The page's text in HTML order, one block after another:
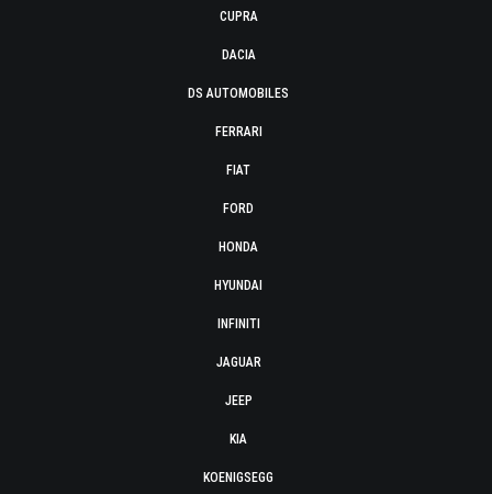
CUPRA
DACIA
DS AUTOMOBILES
FERRARI
FIAT
FORD
HONDA
HYUNDAI
INFINITI
JAGUAR
JEEP
KIA
KOENIGSEGG